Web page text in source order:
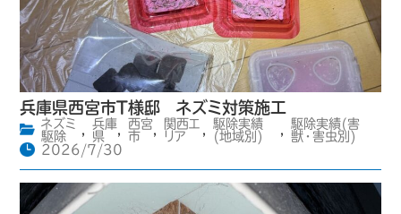
兵庫県西宮市T様邸 ネズミ対策施工
ネズミ
駆除
兵庫
県
,
西宮
市
関西エ
リア
駆除実績
(地域別)
駆除実績(害
獣・害虫別)
2026/7/30